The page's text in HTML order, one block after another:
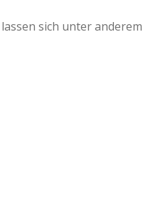
sich unter anderem